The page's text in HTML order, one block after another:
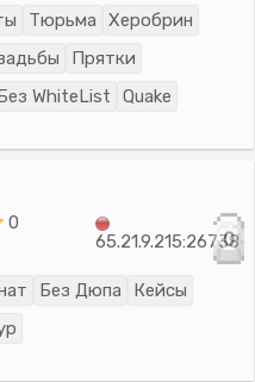
Тюрьма
Херобрин
Прятки
WhiteList Quake
0
65.21.9.215:26738
0
Без Дюпа
Кейсы